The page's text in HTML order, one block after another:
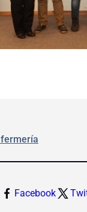
Facebook